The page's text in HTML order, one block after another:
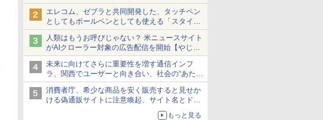
ードバイクにちょうどいい【ぼっち・ざ・ろー
ど！その14】【空いた時間でなにしてる？】
エレコム、ゼブラと共同開発した、タッチペン
としてもボールペンとしても使える「スタイラ
スツーウェイ」発売 iPadにも紙にも、持ち替
えずに書き込める
人類はもうお呼びじゃない？ 米ニュースサイト
がAIクローラー対象の広告配信を開始【やじう
まWatch】
未来に向けてさらに重要性を増す通信インフ
ラ、関西でユーザーと向き合い、社会の“あたら
しい”を起動し続ける～オプテージ
消費者庁、希少な商品を安く販売すると見せか
ける偽通販サイトに注意喚起、サイト名とドメ
もっと見る